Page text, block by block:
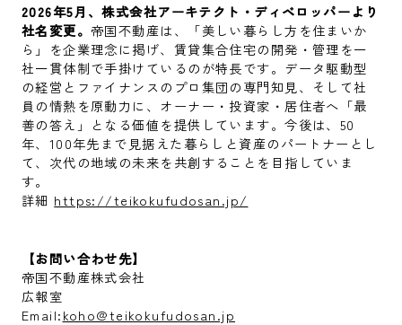
2026年5月、株式会社アーキテクト・ディベロッパーより
社名変更。 帝国不動産は、「美しい暮らし方を住まいか
ら」を企業理念に掲げ、賃貸集合住宅の開発・管理を一
社一貫体制で手掛けているのが特長です。データ駆動型
の経営とファイナンスのプロ集団の専門知見、そして社
員の情熱を原動力に、オーナー・投資家・居住者へ「最
善の答え」となる価値を提供しています。今後は、50
年、100年先まで見据えた暮らしと資産のパートナーとし
て、次代の地域の未来を共創することを目指していま
す。
詳細 https://teikokufudosan.jp/
【お問い合わせ先】
帝国不動産株式会社
広報室
Email:koho@teikokufudosan.jp